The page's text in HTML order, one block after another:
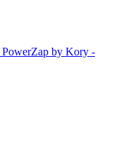
PowerZap by Kory -